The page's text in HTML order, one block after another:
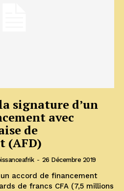
signature d’un
avec
de
(AFD)
- 26 Décembre 2019
un accord de financement
de francs CFA (7,5 millions